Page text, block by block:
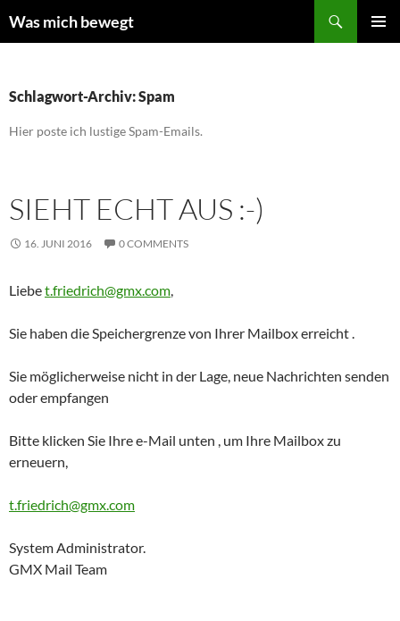
Inhalt
Was mich bewegt
Schlagwort-Archiv: Spam
Hier poste ich lustige Spam-Emails.
SIEHT ECHT AUS :-)
16. JUNI 2016 0 COMMENTS
Liebet.friedrich@gmx.com,
Sie haben die Speichergrenze von Ihrer Mailbox erreicht .
Sie möglicherweise nicht in der Lage, neue Nachrichten senden
oder empfangen
Bitte klicken Sie Ihre e-Mail unten , um Ihre Mailbox zu
erneuern,
t.friedrich@gmx.com
System Administrator.
GMX Mail Team